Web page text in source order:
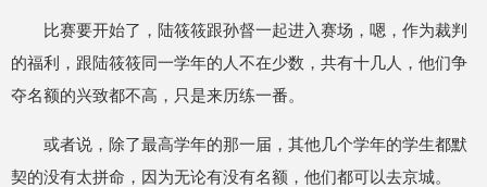
比赛要开始了，陆筱筱跟孙督一起进入赛场，嗯，作为裁判
的福利，跟陆筱筱同一学年的人不在少数，共有十几人，他们争
夺名额的兴致都不高，只是来历练一番。
或者说，除了最高学年的那一届，其他几个学年的学生都默
契的没有太拼命，因为无论有没有名额，他们都可以去京城。